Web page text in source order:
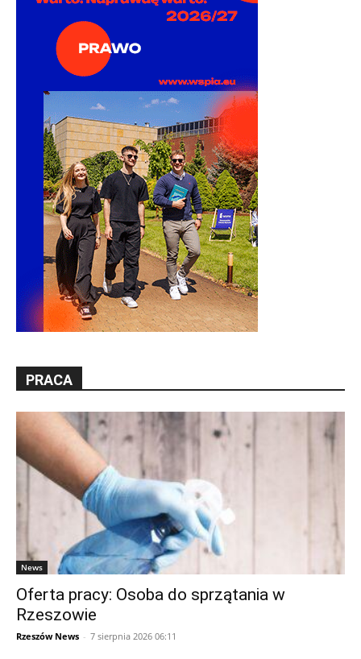
PRACA
News
Oferta pracy: Osoba do sprzątania w
Rzeszowie
Rzeszów News - 7 sierpnia 2026 06:11